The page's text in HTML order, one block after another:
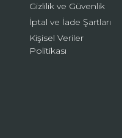
Gizlilik ve Güvenlik
İptal ve İade Şartları
Kişisel Veriler
Politikası